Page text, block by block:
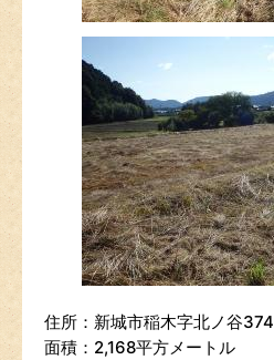
住所：新城市稲木字北ノ谷374
面積：2,168平方メートル